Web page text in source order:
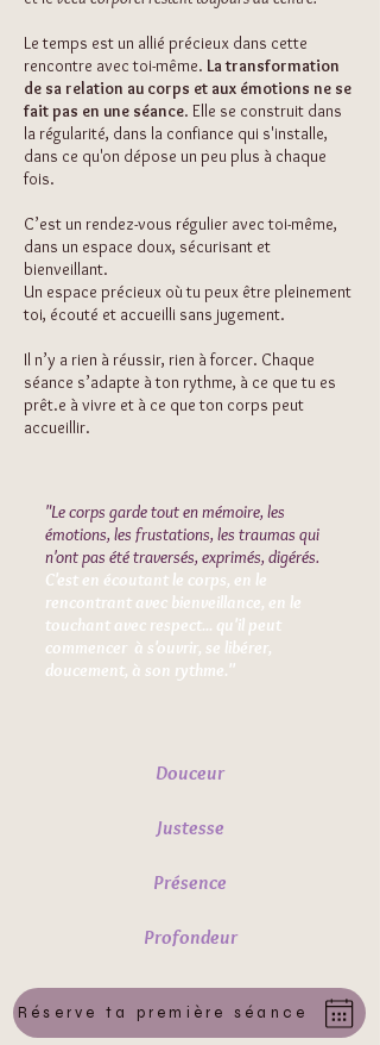
Le temps est un allié précieux dans cette
rencontre avec toi-même. La transformation
de sa relation au corps et aux émotions ne se
fait pas en une séance. Elle se construit dans
la régularité, dans la confiance qui s'installe,
dans ce qu'on dépose un peu plus à chaque
fois.
C’est un rendez-vous régulier avec toi-même,
dans un espace doux, sécurisant et
bienveillant.
Un espace précieux où tu peux être pleinement
toi, écouté et accueilli sans jugement.
Il n’y a rien à réussir, rien à forcer. Chaque
séance s’adapte à ton rythme, à ce que tu es
prêt.e à vivre et à ce que ton corps peut
accueillir.
"Le corps garde tout en mémoire, les
émotions, les frustations, les traumas qui
n'ont pas été traversés, exprimés, digérés.
C'est en écoutant le corps, en le
rencontrant avec bienveillance, en le
touchant avec respect... qu'il peut
commencer à s'ouvrir, se libérer,
doucement, à son rythme."
Douceur
Justesse
Présence
Profondeur
Réserve ta première séance